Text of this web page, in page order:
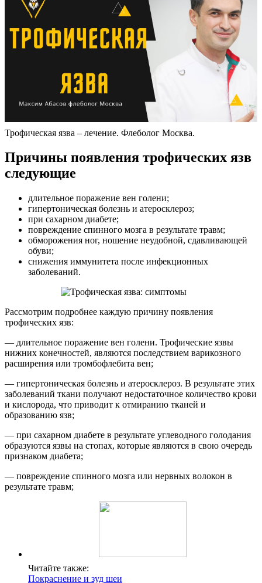
Трофическая язва – лечение. Флеболог Москва.
Причины появления трофических язв
следующие
длительное поражение вен голени;
гипертоническая болезнь и атеросклероз;
при сахарном диабете;
повреждение спинного мозга в результате травм;
обморожения ног, ношение неудобной, сдавливающей
обуви;
снижения иммунитета после инфекционных
заболеваний.
Рассмотрим подробнее каждую причину появления
трофических язв:
— длительное поражение вен голени. Трофические язвы
нижних конечностей, являются последствием варикозного
расширения или тромбофлебита вен;
— гипертоническая болезнь и атеросклероз. В результате этих
заболеваний ткани получают недостаточное количество крови
и кислорода, что приводит к отмиранию тканей и
образованию язв;
— при сахарном диабете в результате углеводного голодания
образуются язвы на стопах, которые являются в свою очередь
признаком диабета;
— повреждение спинного мозга или нервных волокон в
результате травм;
Читайте также:
Покраснение и зуд шеи